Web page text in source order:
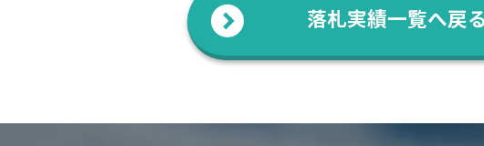
落札実績一覧へ戻る